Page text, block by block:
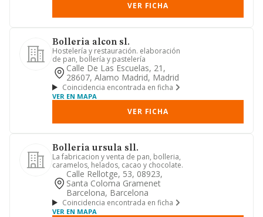
VER FICHA
Bolleria alcon sl.
Hostelería y restauración. elaboración
de pan, bollería y pastelería
Calle De Las Escuelas, 21,
28607, Alamo Madrid, Madrid
Coincidencia encontrada en ficha
VER EN MAPA
VER FICHA
Bolleria ursula sll.
La fabricacion y venta de pan, bolleria,
caramelos, helados, cacao y chocolate.
Calle Rellotge, 53, 08923,
Santa Coloma Gramenet
Barcelona, Barcelona
Coincidencia encontrada en ficha
VER EN MAPA